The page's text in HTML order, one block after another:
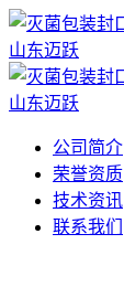
公司简介
荣誉资质
技术资讯
联系我们